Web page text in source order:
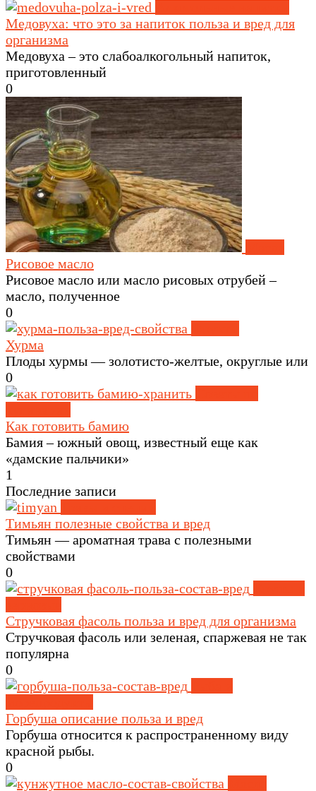
Медовуха: что это за напиток польза и вред для
организма
Медовуха – это слабоалкогольный напиток,
приготовленный
0
Рисовое масло
Рисовое масло или масло рисовых отрубей –
масло, полученное
0
Хурма
Плоды хурмы — золотисто-желтые, округлые или
0
Как готовить бамию
Бамия – южный овощ, известный еще как
«дамские пальчики»
1
Последние записи
Тимьян полезные свойства и вред
Тимьян — ароматная трава с полезными
свойствами
0
Стручковая фасоль польза и вред для организма
Стручковая фасоль или зеленая, спаржевая не так
популярна
0
Горбуша описание польза и вред
Горбуша относится к распространенному виду
красной рыбы.
0